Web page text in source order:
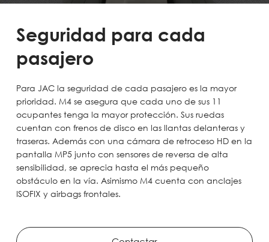
Seguridad para cada
pasajero
Para JAC la seguridad de cada pasajero es la mayor
prioridad. M4 se asegura que cada uno de sus 11
ocupantes tenga la mayor protección. Sus ruedas
cuentan con frenos de disco en las llantas delanteras y
traseras. Además con una cámara de retroceso HD en la
pantalla MP5 junto con sensores de reversa de alta
sensibilidad, se aprecia hasta el más pequeño
obstáculo en la vía. Asimismo M4 cuenta con anclajes
ISOFIX y airbags frontales.